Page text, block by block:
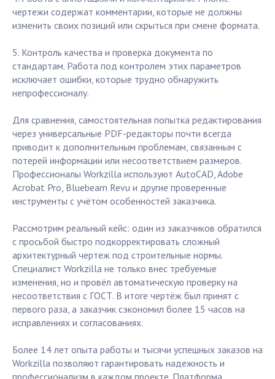
чертежи содержат комментарии, которые не должны
изменить своих позиций или скрыться при смене формата.
5. Контроль качества и проверка документа по
стандартам. Работа под контролем этих параметров
исключает ошибки, которые трудно обнаружить
непрофессионалу.
Для сравнения, самостоятельная попытка редактирования
через универсальные PDF-редакторы почти всегда
приводит к дополнительным проблемам, связанным с
потерей информации или несоответствием размеров.
Профессионалы Workzilla используют AutoCAD, Adobe
Acrobat Pro, Bluebeam Revu и другие проверенные
инструменты с учётом особенностей заказчика.
Рассмотрим реальный кейс: один из заказчиков обратился
с просьбой быстро подкорректировать сложный
архитектурный чертеж под строительные нормы.
Специалист Workzilla не только внес требуемые
изменения, но и провёл автоматическую проверку на
несоответствия с ГОСТ. В итоге чертёж был принят с
первого раза, а заказчик сэкономил более 15 часов на
исправлениях и согласованиях.
Более 14 лет опыта работы и тысячи успешных заказов на
Workzilla позволяют гарантировать надежность и